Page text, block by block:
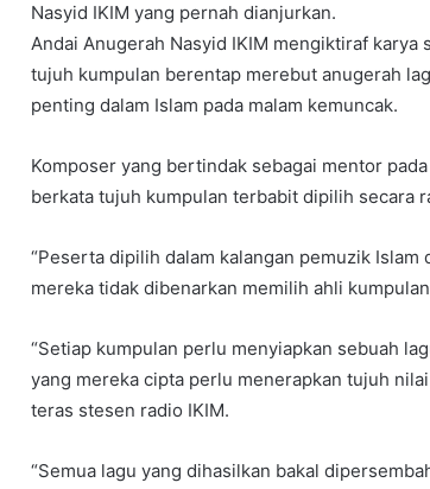
Nasyid IKIM yang pernah dianjurkan.
Andai Anugerah Nasyid IKIM mengiktiraf karya
tujuh kumpulan berentap merebut anugerah
penting dalam Islam pada malam kemuncak.
Komposer yang bertindak sebagai mentor
berkata tujuh kumpulan terbabit dipilih secara
“Peserta dipilih dalam kalangan pemuzik Islam
mereka tidak dibenarkan memilih ahli
“Setiap kumpulan perlu menyiapkan sebuah
yang mereka cipta perlu menerapkan tujuh
teras stesen radio IKIM.
“Semua lagu yang dihasilkan bakal